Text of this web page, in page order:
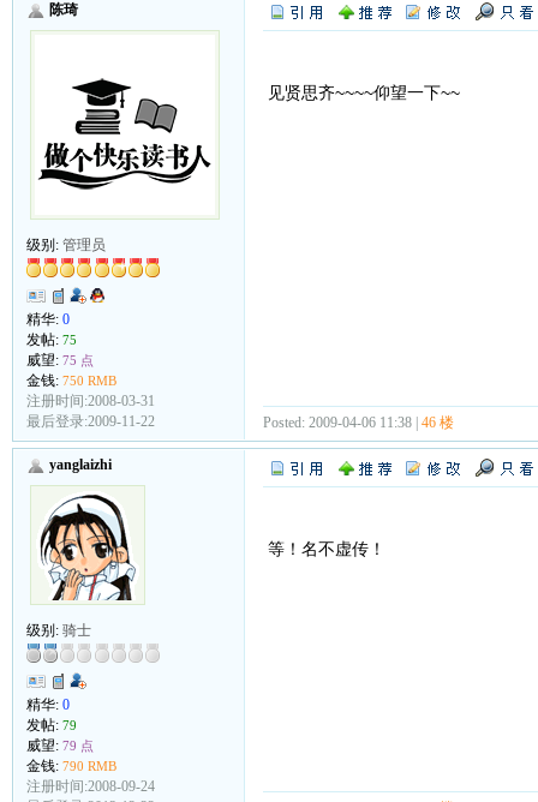
陈琦
级别: 管理员
精华: 0
发帖: 75
威望: 75 点
金钱: 750 RMB
注册时间:2008-03-31
最后登录:2009-11-22
见贤思齐~~~~仰望一下~~
Posted: 2009-04-06 11:38 | 46 楼
yanglaizhi
级别: 骑士
精华: 0
发帖: 79
威望: 79 点
金钱: 790 RMB
注册时间:2008-09-24
等！名不虚传！